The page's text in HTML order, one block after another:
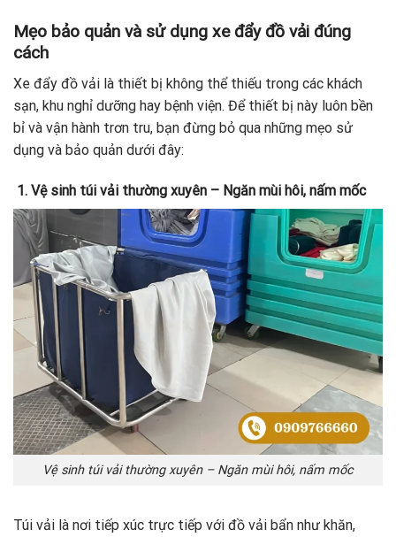
Mẹo bảo quản và sử dụng xe đẩy đồ vải đúng
cách
Xe đẩy đồ vải là thiết bị không thể thiếu trong các khách
sạn, khu nghỉ dưỡng hay bệnh viện. Để thiết bị này luôn bền
bỉ và vận hành trơn tru, bạn đừng bỏ qua những mẹo sử
dụng và bảo quản dưới đây:
1. Vệ sinh túi vải thường xuyên – Ngăn mùi hôi, nấm mốc
Vệ sinh túi vải thường xuyên – Ngăn mùi hôi, nấm mốc
Túi vải là nơi tiếp xúc trực tiếp với đồ vải bẩn như khăn,